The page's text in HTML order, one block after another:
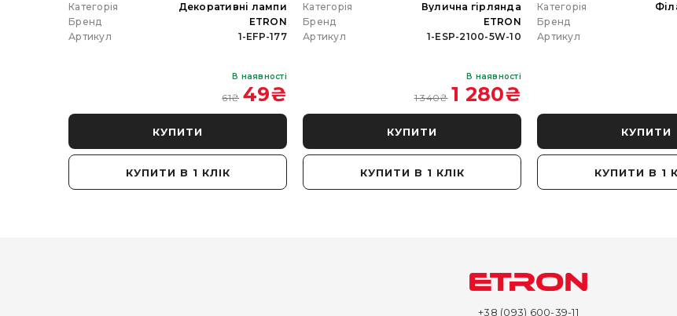
Категорія
Декоративні лампи
Бренд
ETRON
Артикул
1-EFP-177
В наявності
61₴ 49₴
КУПИТИ
КУПИТИ В 1 КЛІК
Категорія
Вулична гірлянда
Бренд
ETRON
Артикул
1-ESP-2100-5W-10
В наявності
1 340₴ 1 280₴
КУПИТИ
КУПИТИ В 1 КЛІК
Категорія
Бренд
Артикул
КУПИТИ
КУПИТИ В 1
+38 (093) 600-39-11